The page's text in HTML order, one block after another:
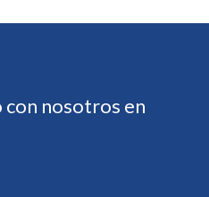
con nosotros en